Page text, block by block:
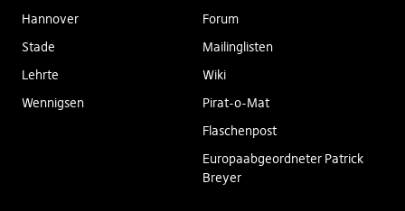
Hannover
Stade
Lehrte
Wennigsen
Forum
Mailinglisten
Wiki
Pirat-o-Mat
Flaschenpost
Europaabgeordneter Patrick
Breyer